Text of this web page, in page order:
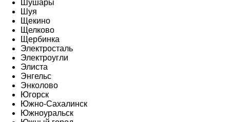
Шушары
Шуя
Щекино
Щелково
Щербинка
Электросталь
Электроугли
Элиста
Энгельс
Энколово
Югорск
Южно-Сахалинск
Южноуральск